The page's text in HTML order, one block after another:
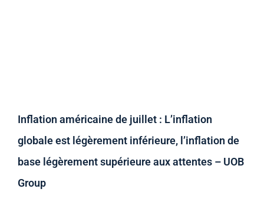
Inflation américaine de juillet : L’inflation
globale est légèrement inférieure, l’inflation de
base légèrement supérieure aux attentes – UOB
Group